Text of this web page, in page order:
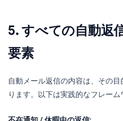
5. すべての自動返
要素
自動メール返信の内容は、その
ります。以下は実践的なフレーム